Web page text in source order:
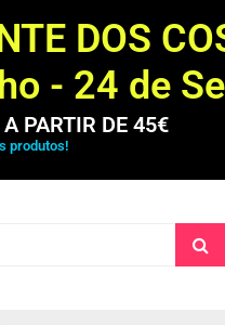
DOS
- 24 de
PARTIR DE 45€
produtos!